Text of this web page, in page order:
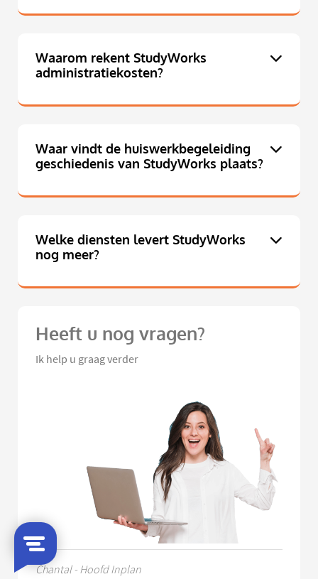
Waarom rekent StudyWorks
administratiekosten?
Waar vindt de huiswerkbegeleiding
geschiedenis van StudyWorks plaats?
Welke diensten levert StudyWorks
nog meer?
Heeft u nog vragen?
Ik help u graag verder
Chantal - Hoofd Inplan